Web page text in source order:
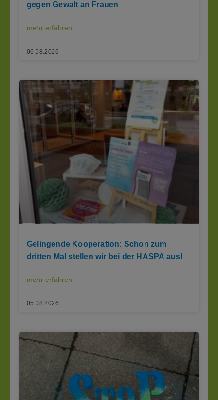
gegen Gewalt an Frauen
mehr erfahren
06.08.2026
Gelingende Kooperation: Schon zum
dritten Mal stellen wir bei der HASPA aus!
mehr erfahren
05.08.2026